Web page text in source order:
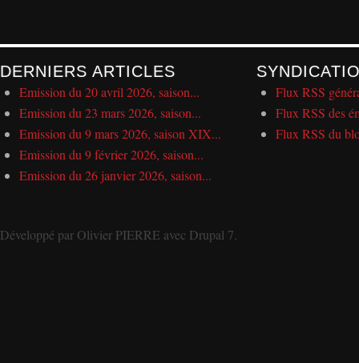
DERNIERS ARTICLES
Emission du 20 avril 2026, saison...
Emission du 23 mars 2026, saison...
Emission du 9 mars 2026, saison XIX...
Emission du 9 février 2026, saison...
Emission du 26 janvier 2026, saison...
Flux RSS
Flux RSS des
Flux RSS du
Développé par Olivier PIERRE avec Drupal 7